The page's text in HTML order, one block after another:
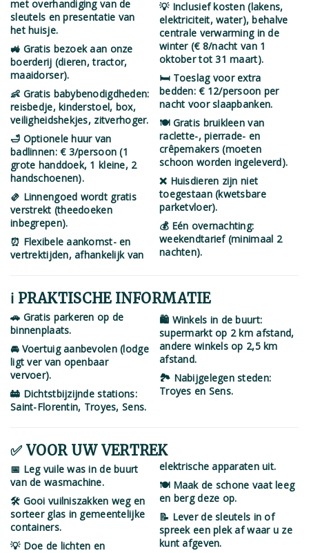
met overhandiging van de
sleutels en presentatie van
het huisje.
🚜 Gratis bezoek aan onze
boerderij (dieren, tractor,
maaidorser).
👶 Gratis babybenodigdheden:
reisbedje, kinderstoel, box,
veiligheidshekjes, zitverhoger.
🛁 Optionele huur van
badlinnen: € 3/persoon (1
grote handdoek, 1 kleine, 2
handschoenen).
🫔 Linnengoed wordt gratis
verstrekt (theedoeken
inbegrepen).
⏰ Flexibele aankomst- en
vertrektijden, afhankelijk van
💡 Inclusief kosten (lakens,
elektriciteit, water), behalve
centrale verwarming in de
winter (€ 8/nacht van 1
oktober tot 31 maart).
🛏️ Toeslag voor extra
bedden: € 12/persoon per
nacht voor slaapbanken.
🍽️ Gratis bruikleen van
raclette-, pierrade- en
crêpemakers (moeten
schoon worden ingeleverd).
❌ Huisdieren zijn niet
toegestaan (kwetsbare
parketvloer).
💰 Eén overnachting:
weekendtarief (minimaal 2
nachten).
ℹ️ PRAKTISCHE INFORMATIE
🚗 Gratis parkeren op de
binnenplaats.
🚘 Voertuig aanbevolen (lodge
ligt ver van openbaar
vervoer).
🚋 Dichtstbijzijnde stations:
Saint-Florentin, Troyes, Sens.
🛍️ Winkels in de buurt:
supermarkt op 2 km afstand,
andere winkels op 2,5 km
afstand.
🏞️ Nabijgelegen steden:
Troyes en Sens.
✅ VOOR UW VERTREK
📅 Leg vuile was in de buurt
van de wasmachine.
🛠️ Gooi vuilniszakken weg en
sorteer glas in gemeentelijke
containers.
💡 Doe de lichten en
elektrische apparaten uit.
🍽️ Maak de schone vaat leeg
en berg deze op.
📝 Lever de sleutels in of
spreek een plek af waar u ze
kunt afgeven.